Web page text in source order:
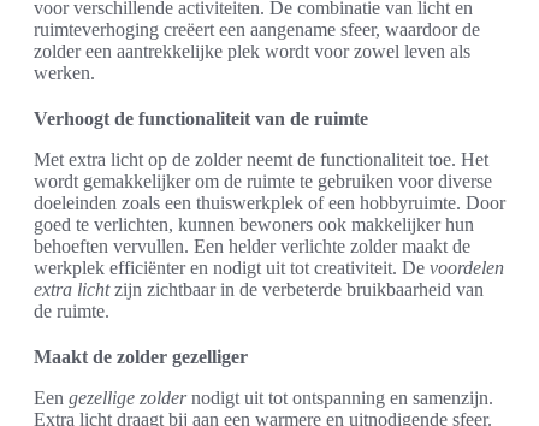
voor verschillende activiteiten. De combinatie van licht en
ruimteverhoging creëert een aangename sfeer, waardoor de
zolder een aantrekkelijke plek wordt voor zowel leven als
werken.
Verhoogt de functionaliteit van de ruimte
Met extra licht op de zolder neemt de functionaliteit toe. Het
wordt gemakkelijker om de ruimte te gebruiken voor diverse
doeleinden zoals een thuiswerkplek of een hobbyruimte. Door
goed te verlichten, kunnen bewoners ook makkelijker hun
behoeften vervullen. Een helder verlichte zolder maakt de
werkplek efficiënter en nodigt uit tot creativiteit. De voordelen
extra lichtzijn zichtbaar in de verbeterde bruikbaarheid van
de ruimte.
Maakt de zolder gezelliger
Een gezellige zoldernodigt uit tot ontspanning en samenzijn.
Extra licht draagt bij aan een warmere en uitnodigende sfeer.